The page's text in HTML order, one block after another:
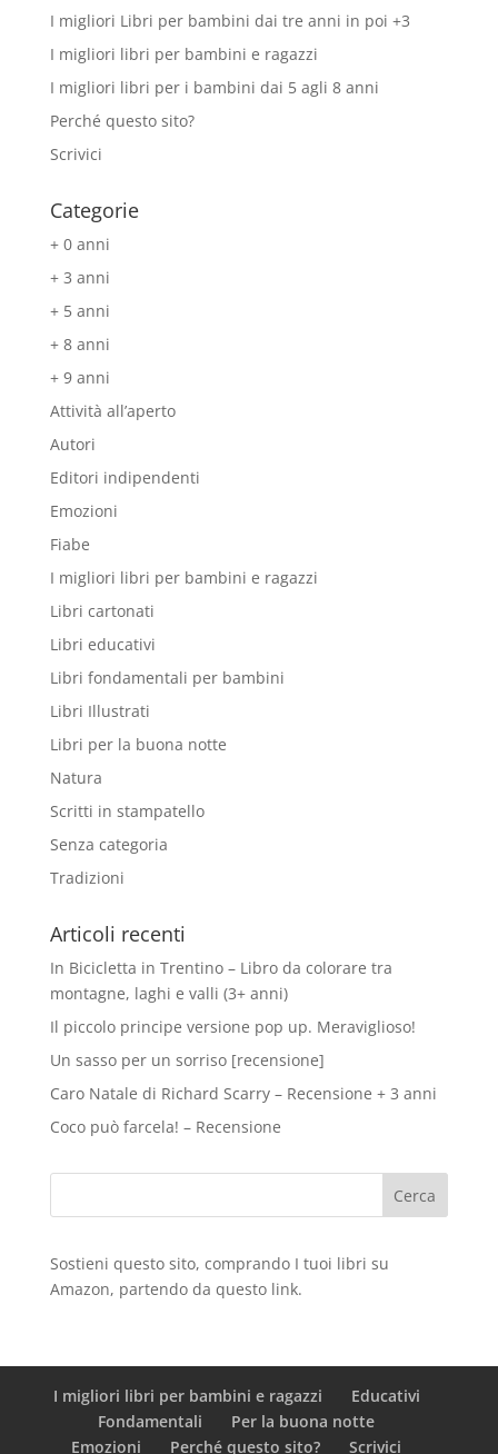
I migliori Libri per bambini dai tre anni in poi +3
I migliori libri per bambini e ragazzi
I migliori libri per i bambini dai 5 agli 8 anni
Perché questo sito?
Scrivici
Categorie
+ 0 anni
+ 3 anni
+ 5 anni
+ 8 anni
+ 9 anni
Attività all’aperto
Autori
Editori indipendenti
Emozioni
Fiabe
I migliori libri per bambini e ragazzi
Libri cartonati
Libri educativi
Libri fondamentali per bambini
Libri Illustrati
Libri per la buona notte
Natura
Scritti in stampatello
Senza categoria
Tradizioni
Articoli recenti
In Bicicletta in Trentino – Libro da colorare tra
montagne, laghi e valli (3+ anni)
Il piccolo principe versione pop up. Meraviglioso!
Un sasso per un sorriso [recensione]
Caro Natale di Richard Scarry – Recensione + 3 anni
Coco può farcela! – Recensione
Sostieni questo sito, comprando I tuoi libri su
Amazon, partendo da questo link.
I migliori libri per bambini e ragazzi
Educativi
Fondamentali
Per la buona notte
Emozioni
Perché questo sito? Scrivici